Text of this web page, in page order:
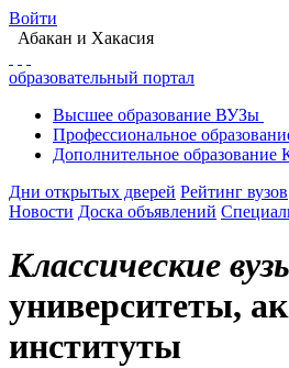
Войти
Абакан и Хакасия
образовательный портал
Высшее образование ВУЗы
Профессиональное
Дополнительное образование
Дни открытых дверей Рейтинг вузов
Новости Доска объявлений
Классические
университеты,
институты